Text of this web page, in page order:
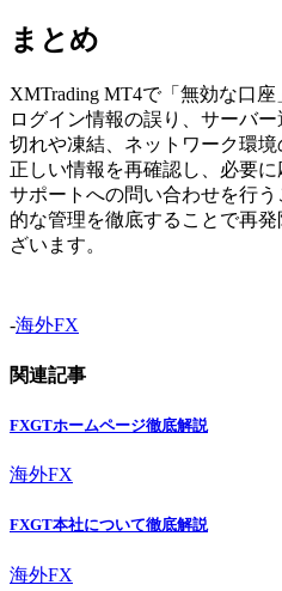
まとめ
XMTrading MT4で「無効な口
ログイン情報の誤り、サーバ
切れや凍結、ネットワーク環境
正しい情報を再確認し、必要
サポートへの問い合わせを行
的な管理を徹底することで再
ざいます。
-海外FX
関連記事
FXGTホームページ徹底解説
海外FX
FXGT本社について徹底解説
海外FX